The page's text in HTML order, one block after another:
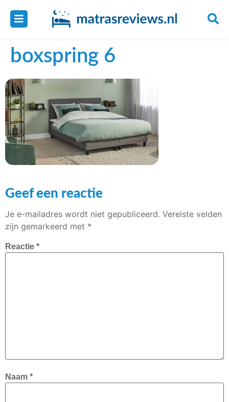
boxspring 6
Geef een reactie
Je e-mailadres wordt niet gepubliceerd. Vereiste velden
zijn gemarkeerd met *
Reactie *
Naam *